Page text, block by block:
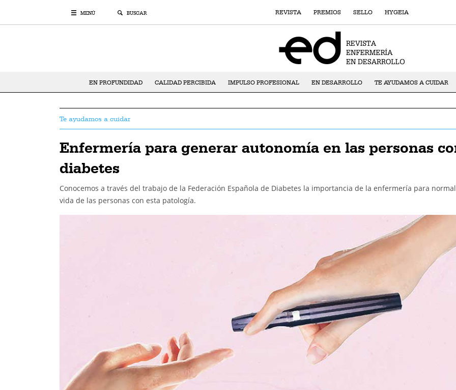
MENÚ BUSCAR REVISTA PREMIOS SELLO HYGEIA
EN PROFUNDIDAD CALIDAD PERCIBIDA IMPULSO PROFESIONAL EN DESARROLLO TE AYUDAMOS A CUIDAR
Te ayudamos a cuidar
Enfermería para generar autonomía en las personas
diabetes
Conocemos a través del trabajo de la Federación Española de Diabetes la importancia de la enfermería para
vida de las personas con esta patología.